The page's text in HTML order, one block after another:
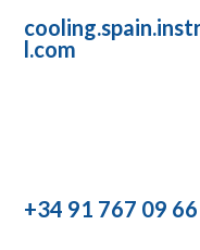
l.com
+34 91 767 09 66